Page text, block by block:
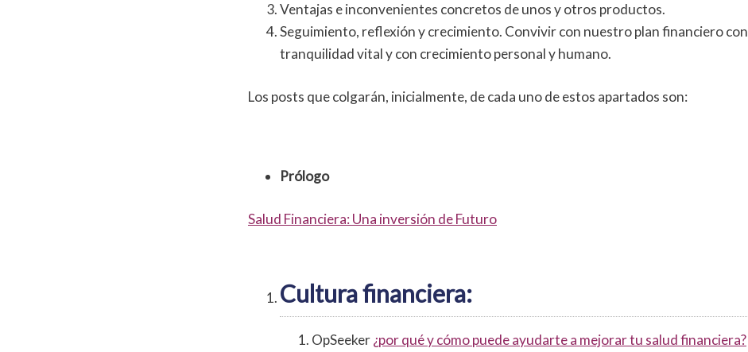
Ventajas e inconvenientes concretos de unos y otros productos.
Seguimiento, reflexión y crecimiento. Convivir con nuestro plan financiero con
tranquilidad vital y con crecimiento personal y humano.
Los posts que colgarán, inicialmente, de cada uno de estos apartados son:
Prólogo
Salud Financiera: Una inversión de Futuro
Cultura financiera:
OpSeeker¿por qué y cómo puede ayudarte a mejorar tu salud financiera?